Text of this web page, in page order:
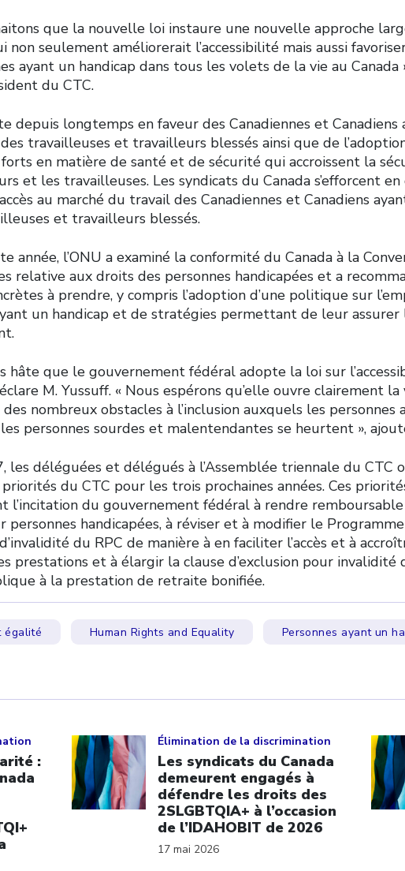
que la nouvelle loi instaure une nouvelle approche
non seulement améliorerait l’accessibilité mais aussi
ayant un handicap dans tous les volets de la vie au Canada
du CTC.
depuis longtemps en faveur des Canadiennes et Canadiens
travailleuses et travailleurs blessés ainsi que de
en matière de santé et de sécurité qui accroissent la
et les travailleuses. Les syndicats du Canada s’efforcent
au marché du travail des Canadiennes et Canadiens
et travailleurs blessés.
année, l’ONU a examiné la conformité du Canada à la
relative aux droits des personnes handicapées et a
à prendre, y compris l’adoption d’une politique sur
un handicap et de stratégies permettant de leur assurer
hâte que le gouvernement fédéral adopte la loi sur
M. Yussuff. « Nous espérons qu’elle ouvre clairement la
nombreux obstacles à l’inclusion auxquels les personnes
personnes sourdes et malentendantes se heurtent »,
les déléguées et délégués à l’Assemblée triennale du CTC
du CTC pour les trois prochaines années. Ces
l’incitation du gouvernement fédéral à rendre
personnes handicapées, à réviser et à modifier le
du RPC de manière à en faciliter l’accès et à
prestations et à élargir la clause d’exclusion pour invalidité
à la prestation de retraite bonifiée.
égalité Human Rights and Equality Personnes ayant un
:
Élimination de la discrimination
Les syndicats du Canada
demeurent engagés à
défendre les droits des
2SLGBTQIA+ à l’occasion
de l’IDAHOBIT de 2026
17 mai 2026